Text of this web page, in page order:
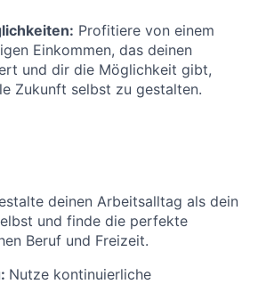
Profitiere von einem
Einkommen, das deinen
und dir die Möglichkeit gibt,
Zukunft selbst zu gestalten.
deinen Arbeitsalltag als dein
und finde die perfekte
Beruf und Freizeit.
Nutze kontinuierliche